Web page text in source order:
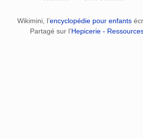
Wikimini, l’encyclopédie pour enfants
Partagé sur l’Hepicerie -